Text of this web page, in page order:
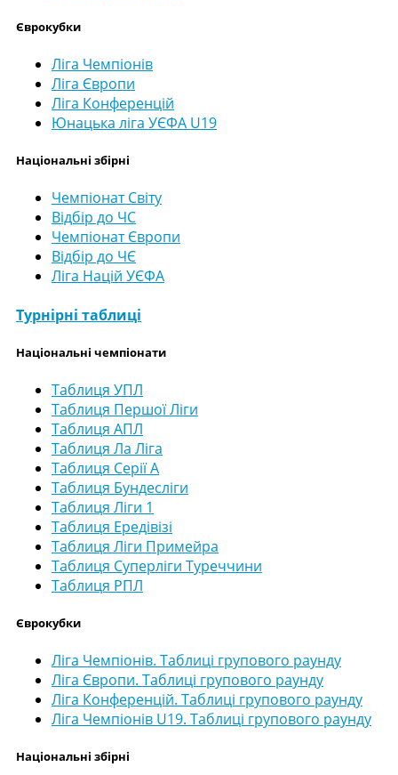
Єврокубки
Ліга Чемпіонів
Ліга Європи
Ліга Конференцій
Юнацька ліга УЄФА U19
Національні збірні
Чемпіонат Світу
Відбір до ЧС
Чемпіонат Європи
Відбір до ЧЄ
Ліга Націй УЄФА
Турнірні таблиці
Національні чемпіонати
Таблиця УПЛ
Таблиця Першої Ліги
Таблиця АПЛ
Таблиця Ла Ліга
Таблиця Серії А
Таблиця Бундесліги
Таблиця Ліги 1
Таблиця Ередівізі
Таблиця Ліги Примейра
Таблиця Суперліги Туреччини
Таблиця РПЛ
Єврокубки
Ліга Чемпіонів. Таблиці групового раунду
Ліга Європи. Таблиці групового раунду
Ліга Конференцій. Таблиці групового раунду
Ліга Чемпіонів U19. Таблиці групового раунду
Національні збірні